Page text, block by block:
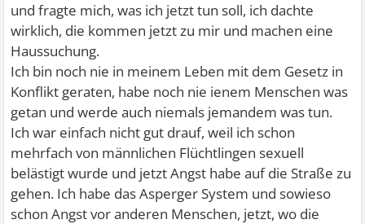
und fragte mich, was ich jetzt tun soll, ich dachte
wirklich, die kommen jetzt zu mir und machen eine
Haussuchung.
Ich bin noch nie in meinem Leben mit dem Gesetz in
Konflikt geraten, habe noch nie ienem Menschen was
getan und werde auch niemals jemandem was tun.
Ich war einfach nicht gut drauf, weil ich schon
mehrfach von männlichen Flüchtlingen sexuell
belästigt wurde und jetzt Angst habe auf die Straße zu
gehen. Ich habe das Asperger System und sowieso
schon Angst vor anderen Menschen, jetzt, wo die